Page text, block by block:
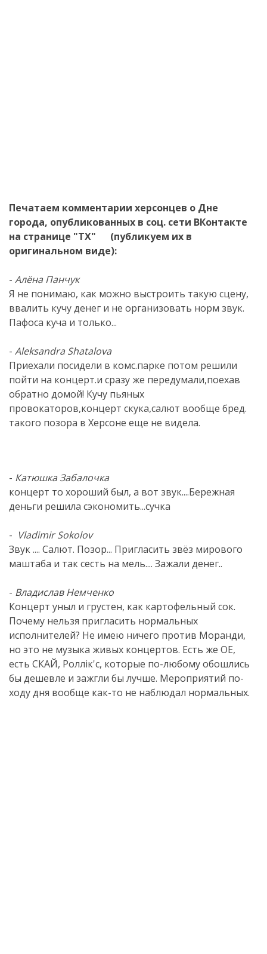
Печатаем комментарии херсонцев о Дне
города, опубликованных в соц. сети ВКонтакте
на странице "ТХ" (публикуем их в
оригинальном виде):
- Алёна Панчук
Я не понимаю, как можно выстроить такую сцену,
ввалить кучу денег и не организовать норм звук.
Пафоса куча и только...
- Aleksandra Shatalova
Приехали посидели в комс.парке потом решили
пойти на концерт.и сразу же передумали,поехав
обратно домой! Кучу пьяных
провокаторов,концерт скука,салют вообще бред.
такого позора в Херсоне еще не видела.
- Катюшка Забалочка
концерт то хороший был, а вот звук....Бережная
деньги решила сэкономить...сучка
- Vladimir Sokolov
Звук .... Салют. Позор... Пригласить звёз мирового
маштаба и так сесть на мель.... Зажали денег..
- Владислав Немченко
Концерт уныл и грустен, как картофельный сок.
Почему нельзя пригласить нормальных
исполнителей? Не имею ничего против Моранди,
но это не музыка живых концертов. Есть же ОЕ,
есть СКАЙ, Роллік'с, которые по-любому обошлись
бы дешевле и зажгли бы лучше. Мероприятий по-
ходу дня вообще как-то не наблюдал нормальных.